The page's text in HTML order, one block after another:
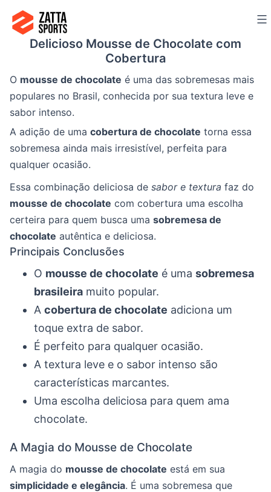
para
Delicioso Mousse de Chocolate com
Cobertura
O mousse de chocolate é uma das sobremesas mais
populares no Brasil, conhecida por sua textura leve e
sabor intenso.
A adição de uma cobertura de chocolate torna essa
sobremesa ainda mais irresistível, perfeita para
qualquer ocasião.
Essa combinação deliciosa de sabor e textura faz do
mousse de chocolate com cobertura uma escolha
certeira para quem busca uma sobremesa de
chocolate autêntica e deliciosa.
Principais Conclusões
O mousse de chocolate é uma sobremesa
brasileira muito popular.
A cobertura de chocolate adiciona um
toque extra de sabor.
É perfeito para qualquer ocasião.
A textura leve e o sabor intenso são
características marcantes.
Uma escolha deliciosa para quem ama
chocolate.
A Magia do Mousse de Chocolate
A magia do mousse de chocolate está em sua
simplicidade e elegância. É uma sobremesa que